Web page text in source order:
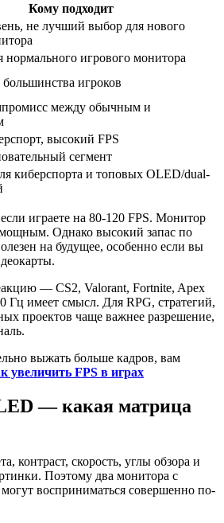
Кому подходит
не лучший выбор для нового
игрового монитора
игроков
между обычным и
высокий FPS
сегмент
киберспорта и топовых OLED/dual-
играете на 80-120 FPS. Монитор
Однако высокий запас по
на будущее, особенно если вы
— CS2, Valorant, Fortnite, Apex
Гц имеет смысл. Для RPG, стратегий,
проектов чаще важнее разрешение,
выжать больше кадров, вам
увеличить FPS в играх
— какая матрица
контраст, скорость, углы обзора и
Поэтому два монитора с
восприниматься совершенно по-